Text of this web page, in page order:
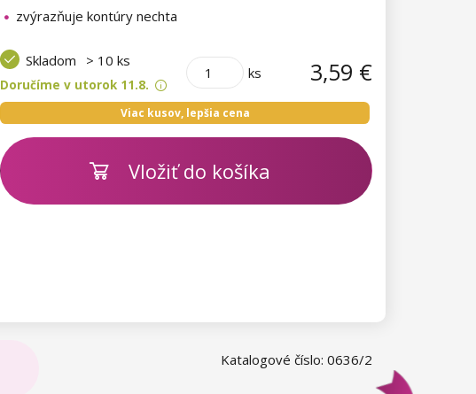
zvýrazňuje kontúry nechta
Skladom > 10 ks
Doručíme v utorok 11.8.
ks 3,59 €
Viac kusov, lepšia cena
Vložiť do košíka
Katalogové číslo: 0636/2